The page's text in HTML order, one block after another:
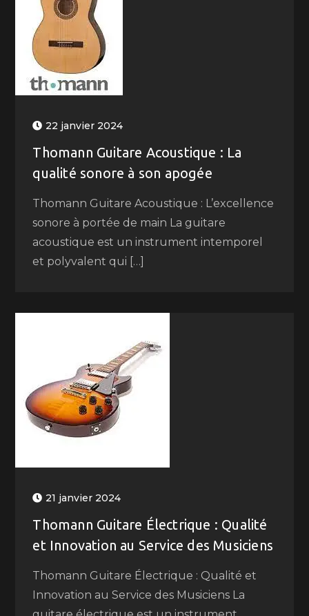
22 janvier 2024
Thomann Guitare Acoustique : La
qualité sonore à son apogée
Thomann Guitare Acoustique : L’excellence
sonore à portée de main La guitare
acoustique est un instrument intemporel
et polyvalent qui […]
21 janvier 2024
Thomann Guitare Électrique : Qualité
et Innovation au Service des Musiciens
Thomann Guitare Électrique : Qualité et
Innovation au Service des Musiciens La